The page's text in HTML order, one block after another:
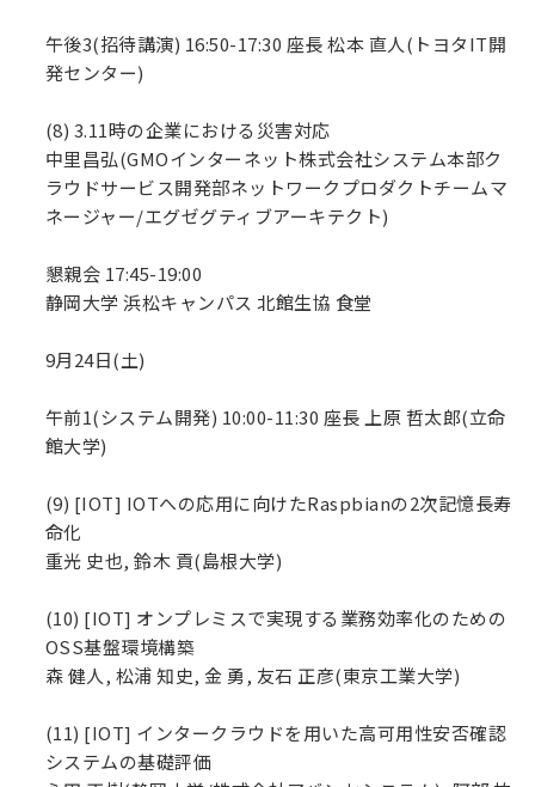
午後3(招待講演) 16:50-17:30 座長 松本 直人(トヨタIT開
発センター)
(8) 3.11時の企業における災害対応
中里昌弘(GMOインターネット株式会社システム本部ク
ラウドサービス開発部ネットワークプロダクトチームマ
ネージャー/エグゼグティブアーキテクト)
懇親会 17:45-19:00
静岡大学 浜松キャンパス 北館生協 食堂
9月24日(土)
午前1(システム開発) 10:00-11:30 座長 上原 哲太郎(立命
館大学)
(9) [IOT] IOTへの応用に向けたRaspbianの2次記憶長寿
命化
重光 史也, 鈴木 貢(島根大学)
(10) [IOT] オンプレミスで実現する業務効率化のための
OSS基盤環境構築
森 健人, 松浦 知史, 金 勇, 友石 正彦(東京工業大学)
(11) [IOT] インタークラウドを用いた高可用性安否確認
システムの基礎評価